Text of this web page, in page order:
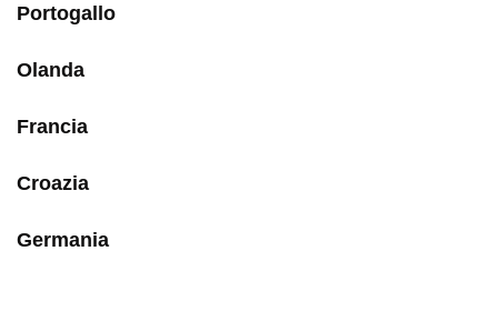
Portogallo
Olanda
Francia
Croazia
Germania